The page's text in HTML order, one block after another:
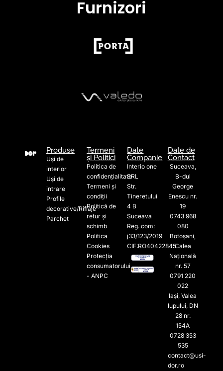
Furnizori
Produse
Uși de
interior
Uși de
intrare
Profile
decorative/Riflaje
Parchet
Termeni
și Politici
Politica de
confidențialitate
Termeni și
condiții
Politică de
retur și
schimb
Politica
Cookies
Protecția
consumatorului
- ANPC
Date
Companie
Interio one
SRL
Str.
Tineretului
4 B
Suceava
Reg. com:
j33/123/2019
CIF:RO40422845
Date de
Contact
Suceava,
B-dul
George
Enescu nr.
19
0743 968
080
Botoșani,
Calea
Națională
nr. 57
0791 220
022​
Iași, Valea
lupului, DN
28 nr.
154A
0728 353
535​
contact@usi-
dor.ro